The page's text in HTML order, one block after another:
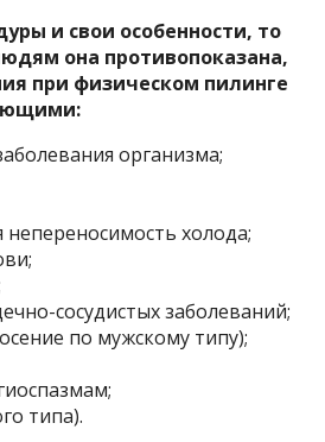
и свои особенности, то
она противопоказана,
при физическом пилинге
организма;
холода;
сосудистых заболеваний;
по мужскому типу);
типа).